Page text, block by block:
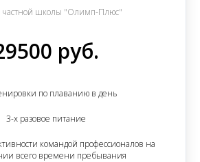
частной школы "Олимп-Плюс"
руб.
по плаванию в день
3-х разовое питание
командой профессионалов на
всего времени пребывания